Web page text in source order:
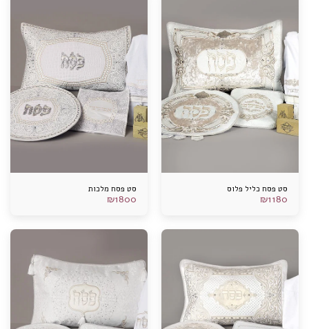
סט פסח כליל פלוס
₪1180
סט פסח מלכות
₪1800